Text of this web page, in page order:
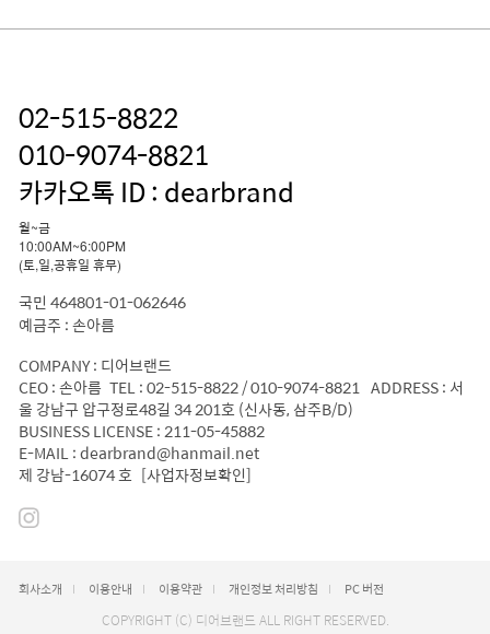
02-515-8822
010-9074-8821
카카오톡 ID : dearbrand
월~금
10:00AM~6:00PM
(토,일,공휴일 휴무)
국민 464801-01-062646
예금주 : 손아름
COMPANY : 디어브랜드
CEO : 손아름 TEL : 02-515-8822 / 010-9074-8821 ADDRESS : 서
울 강남구 압구정로48길 34 201호 (신사동, 삼주B/D)
BUSINESS LICENSE : 211-05-45882
E-MAIL : dearbrand@hanmail.net
제 강남-16074 호 [사업자정보확인]
회사소개 이용안내 이용약관 개인정보 처리방침 PC 버전
COPYRIGHT (C) 디어브랜드 ALL RIGHT RESERVED.